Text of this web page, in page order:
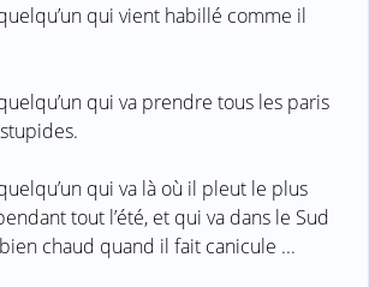
qui vient habillé comme il
qui va prendre tous les paris
qui va là où il pleut le plus
tout l’été, et qui va dans le Sud
chaud quand il fait canicule ...